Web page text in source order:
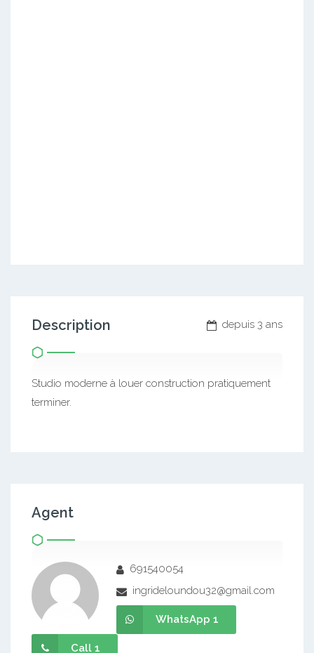
depuis 3 ans
Description
Studio moderne à louer construction pratiquement
terminer.
Agent
691540054
ingrideloundou32@gmail.com
WhatsApp 1
Call 1